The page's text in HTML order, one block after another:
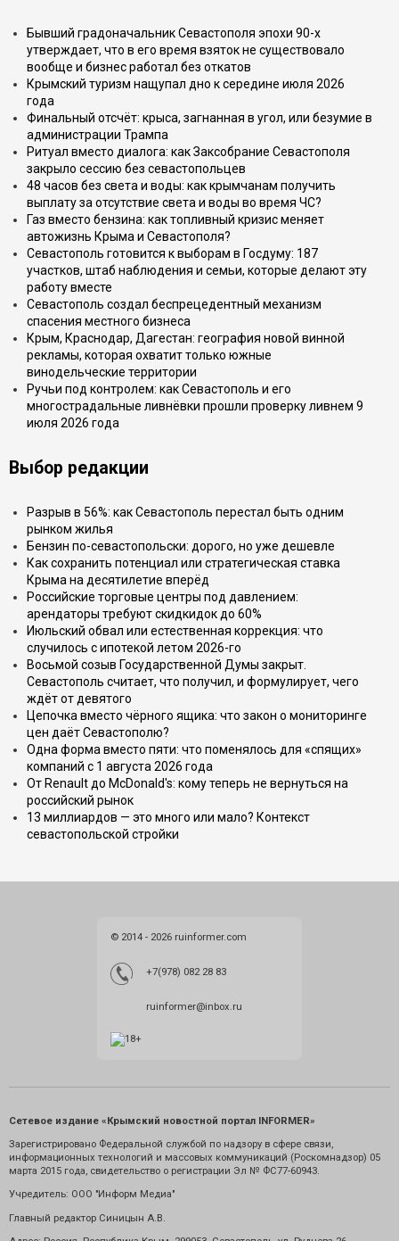
Бывший градоначальник Севастополя эпохи 90-х
утверждает, что в его время взяток не существовало
вообще и бизнес работал без откатов
Крымский туризм нащупал дно к середине июля 2026
года
Финальный отсчёт: крыса, загнанная в угол, или безумие в
администрации Трампа
Ритуал вместо диалога: как Заксобрание Севастополя
закрыло сессию без севастопольцев
48 часов без света и воды: как крымчанам получить
выплату за отсутствие света и воды во время ЧС?
Газ вместо бензина: как топливный кризис меняет
автожизнь Крыма и Севастополя?
Севастополь готовится к выборам в Госдуму: 187
участков, штаб наблюдения и семьи, которые делают эту
работу вместе
Севастополь создал беспрецедентный механизм
спасения местного бизнеса
Крым, Краснодар, Дагестан: география новой винной
рекламы, которая охватит только южные
винодельческие территории
Ручьи под контролем: как Севастополь и его
многострадальные ливнёвки прошли проверку ливнем 9
июля 2026 года
Выбор редакции
Разрыв в 56%: как Севастополь перестал быть одним
рынком жилья
Бензин по-севастопольски: дорого, но уже дешевле
Как сохранить потенциал или стратегическая ставка
Крыма на десятилетие вперёд
Российские торговые центры под давлением:
арендаторы требуют скидкидок до 60%
Июльский обвал или естественная коррекция: что
случилось с ипотекой летом 2026-го
Восьмой созыв Государственной Думы закрыт.
Севастополь считает, что получил, и формулирует, чего
ждёт от девятого
Цепочка вместо чёрного ящика: что закон о мониторинге
цен даёт Севастополю?
Одна форма вместо пяти: что поменялось для «спящих»
компаний с 1 августа 2026 года
От Renault до McDonald's: кому теперь не вернуться на
российский рынок
13 миллиардов — это много или мало? Контекст
севастопольской стройки
© 2014 - 2026 ruinformer.com
+7(978) 082 28 83
ruinformer@inbox.ru
Сетевое издание «Крымский новостной портал INFORMER»
Зарегистрировано Федеральной службой по надзору в сфере связи,
информационных технологий и массовых коммуникаций (Роскомнадзор) 05
марта 2015 года, свидетельство о регистрации Эл № ФС77-60943.
Учредитель: ООО "Информ Медиа"
Главный редактор Синицын А.В.